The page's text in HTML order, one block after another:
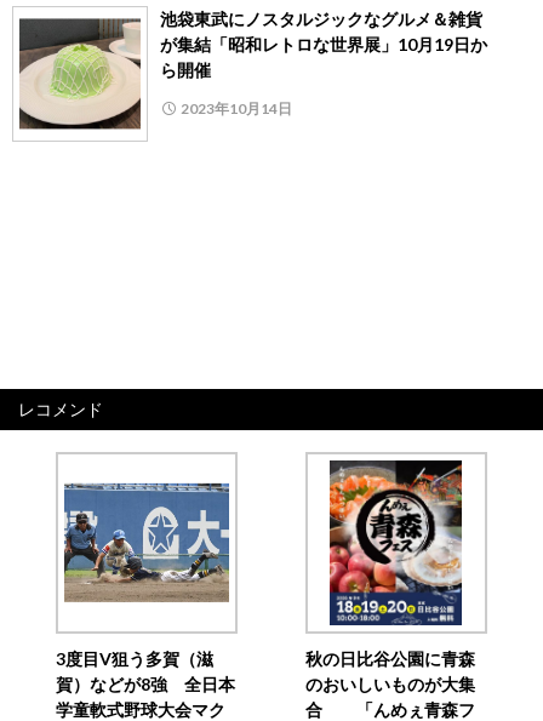
池袋東武にノスタルジックなグルメ＆雑貨
が集結「昭和レトロな世界展」10月19日か
ら開催
2023年10月14日
レコメンド
3度目V狙う多賀（滋
賀）などが8強 全日本
学童軟式野球大会マク
秋の日比谷公園に青森
のおいしいものが大集
合 「んめぇ青森フ